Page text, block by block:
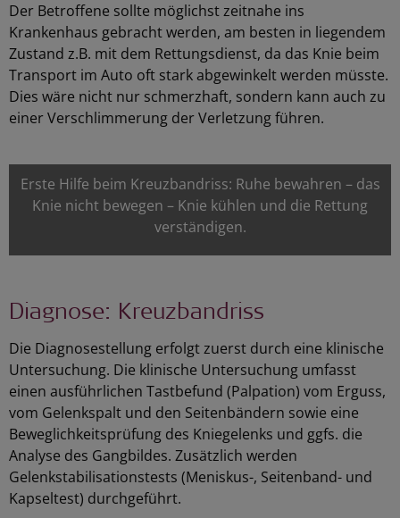
Der Betroffene sollte möglichst zeitnahe ins
Krankenhaus gebracht werden, am besten in liegendem
Zustand z.B. mit dem Rettungsdienst, da das Knie beim
Transport im Auto oft stark abgewinkelt werden müsste.
Dies wäre nicht nur schmerzhaft, sondern kann auch zu
einer Verschlimmerung der Verletzung führen.
Erste Hilfe beim Kreuzbandriss: Ruhe bewahren – das
Knie nicht bewegen – Knie kühlen und die Rettung
verständigen.
Diagnose: Kreuzbandriss
Die Diagnosestellung erfolgt zuerst durch eine klinische
Untersuchung. Die klinische Untersuchung umfasst
einen ausführlichen Tastbefund (Palpation) vom Erguss,
vom Gelenkspalt und den Seitenbändern sowie eine
Beweglichkeitsprüfung des Kniegelenks und ggfs. die
Analyse des Gangbildes. Zusätzlich werden
Gelenkstabilisationstests (Meniskus-, Seitenband- und
Kapseltest) durchgeführt.